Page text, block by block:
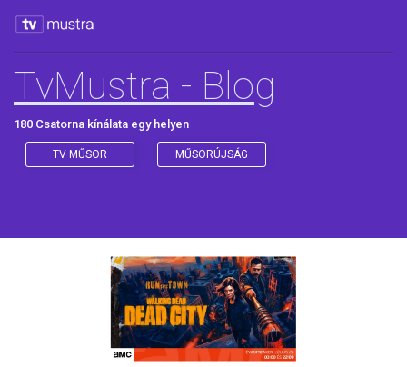
TvMustra - Blog
180 Csatorna kínálata egy helyen
TV MŰSOR MŰSORÚJSÁG